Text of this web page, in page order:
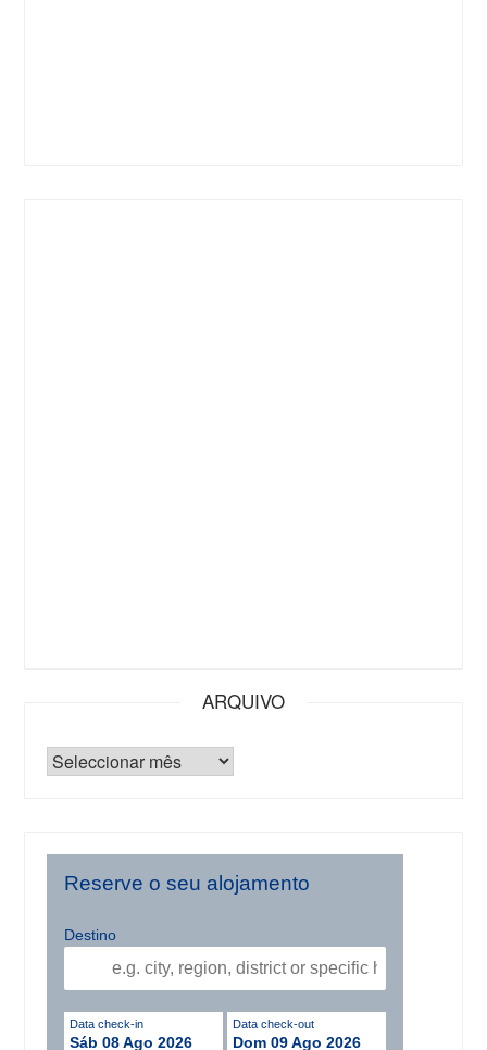
ARQUIVO
Reserve o seu alojamento
Destino
Data check-in
Sáb 08 Ago 2026
Data check-out
Dom 09 Ago 2026